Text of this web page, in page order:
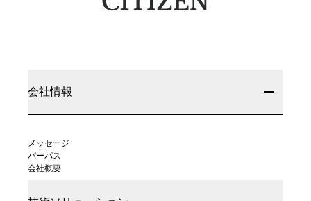
会社情報
メッセージ
パーパス
会社概要